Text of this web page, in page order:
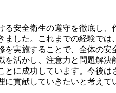
る安全衛生の遵守を徹底し、
ました。これまでの経験では
を実施することで、全体の安
を活かし、注意力と問題解決
とに成功しています。今後は
に貢献していきたいと考えて